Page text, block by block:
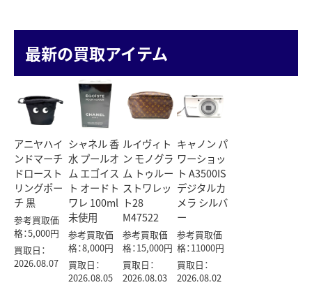
最新の買取アイテム
アニヤハイ
ンドマーチ
ドロースト
リングポー
チ 黒
参考買取価
格：5,000円
買取日：
2026.08.07
シャネル 香
水 プールオ
ム エゴイス
ト オードト
ワレ 100ml
未使用
参考買取価
格：8,000円
買取日：
2026.08.05
ルイヴィト
ン モノグラ
ム トゥルー
ストワレッ
ト28
M47522
参考買取価
格：15,000円
買取日：
2026.08.03
キャノン パ
ワーショッ
ト A3500IS
デジタルカ
メラ シルバ
ー
参考買取価
格：11000円
買取日：
2026.08.02